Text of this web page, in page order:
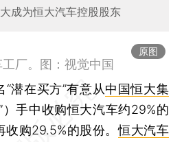
成为恒大汽车控股股东
原图
厂。图：视觉中国
“潜在买方”有意从中国恒大集
）手中收购恒大汽车约29%的
收购29.5%的股份。恒大汽车